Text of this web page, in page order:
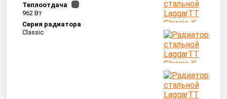
Теплоотдача
962 Вт
Серия радиатора
Classic